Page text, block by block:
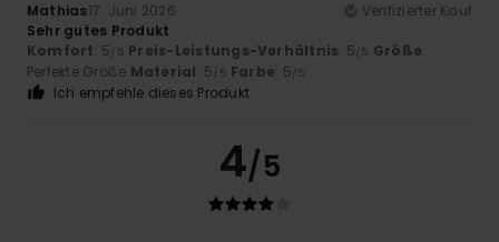
Mathias17. Juni 2026
Verifizierter Kauf
Sehr gutes Produkt
Komfort: 5/5 Preis-Leistungs-Verhältnis: 5/5 Größe:
Perfekte Größe Material: 5/5 Farbe: 5/5
Ich empfehle dieses Produkt
4/5